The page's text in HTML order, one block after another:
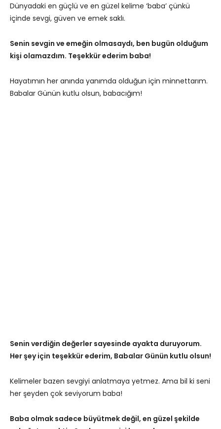
Dünyadaki en güçlü ve en güzel kelime ‘baba’ çünkü
içinde sevgi, güven ve emek saklı.
Senin sevgin ve emeğin olmasaydı, ben bugün olduğum
kişi olamazdım. Teşekkür ederim baba!
Hayatımın her anında yanımda olduğun için minnettarım.
Babalar Günün kutlu olsun, babacığım!
Senin verdiğin değerler sayesinde ayakta duruyorum.
Her şey için teşekkür ederim, Babalar Günün kutlu olsun!
Kelimeler bazen sevgiyi anlatmaya yetmez. Ama bil ki seni
her şeyden çok seviyorum baba!
Baba olmak sadece büyütmek değil, en güzel şekilde